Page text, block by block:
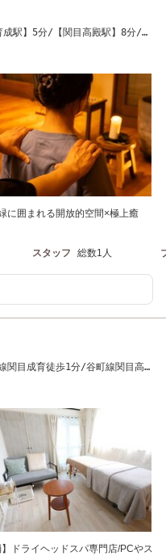
成駅】5分/【関目高殿駅】8分/
に囲まれる開放的空間×極上癒
スタッフ 総数1人
関目成育徒歩1分/谷町線関目高
ドライヘッドスパ専門店/PCやス